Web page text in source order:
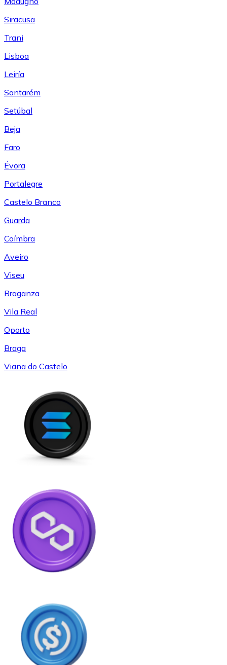
Siracusa
Trani
Lisboa
Leiría
Santarém
Setúbal
Beja
Faro
Évora
Portalegre
Castelo Branco
Guarda
Coímbra
Aveiro
Viseu
Braganza
Vila Real
Oporto
Braga
Viana do Castelo